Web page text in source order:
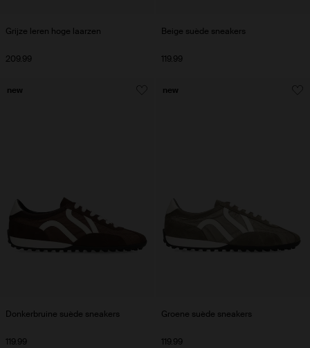
Grijze leren hoge laarzen
209.99
Beige suède sneakers
119.99
Donkerbruine suède sneakers
119.99
new
Groene suède sneakers
119.99
new